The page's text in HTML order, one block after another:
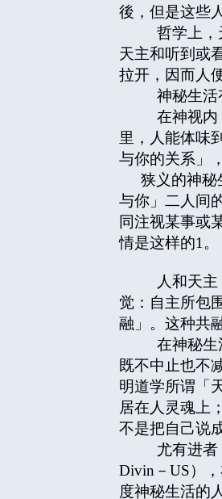
後，但是这些
哲学上，
天主和听到或
拉开，因而人
神秘生活
在神视内
里，人能体味
与你的关系」
狭义的神秘
与你」二人间
同注视某事或
情是这样的1 。
人和天主
觉：自主所包
融」。这种共
在神秘生
既不中止也不
明道学所谓「
居在人灵魂上
不是把自己说
尤有进者
Divin－US）
度神秘生活的